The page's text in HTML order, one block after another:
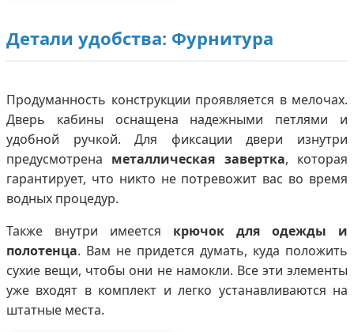
Детали удобства: Фурнитура
Продуманность конструкции проявляется в мелочах.
Дверь кабины оснащена надежными петлями и
удобной ручкой. Для фиксации двери изнутри
предусмотрена металлическая завертка, которая
гарантирует, что никто не потревожит вас во время
водных процедур.
Также внутри имеется крючок для одежды и
полотенца. Вам не придется думать, куда положить
сухие вещи, чтобы они не намокли. Все эти элементы
уже входят в комплект и легко устанавливаются на
штатные места.